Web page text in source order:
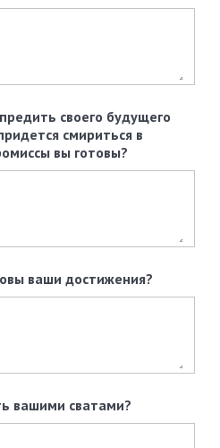
своего будущего
смириться в
вы готовы?
ваши достижения?
вашими сватами?